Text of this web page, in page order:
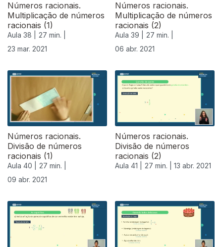
Números racionais.
Multiplicação de números
racionais (1)
Aula 38 |
27 min. |
23 mar. 2021
Números racionais.
Multiplicação de números
racionais (2)
Aula 39 |
27 min. |
06 abr. 2021
Números racionais.
Divisão de números
racionais (1)
Aula 40 |
27 min. |
09 abr. 2021
Números racionais.
Divisão de números
racionais (2)
Aula 41 | 27 min. | 13 abr. 2021